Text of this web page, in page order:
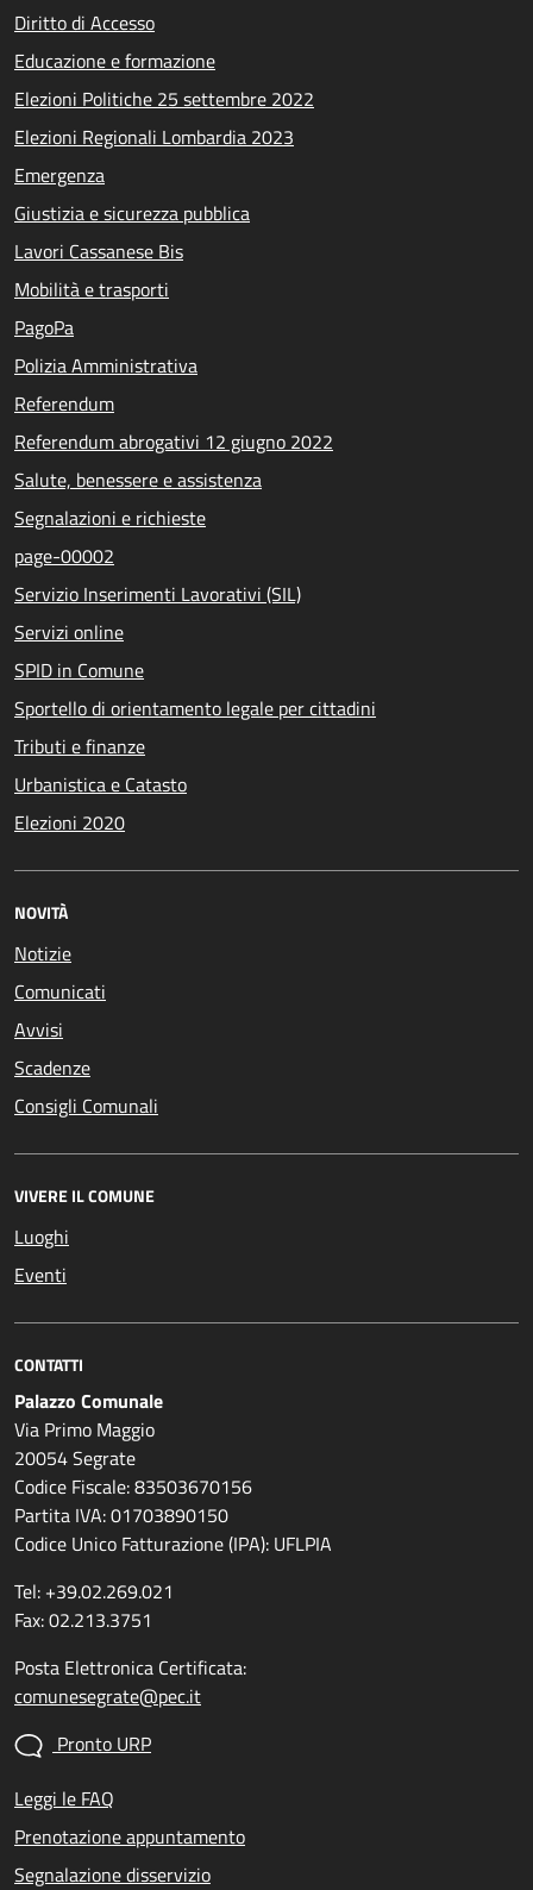
Diritto di Accesso
Educazione e formazione
Elezioni Politiche 25 settembre 2022
Elezioni Regionali Lombardia 2023
Emergenza
Giustizia e sicurezza pubblica
Lavori Cassanese Bis
Mobilità e trasporti
PagoPa
Polizia Amministrativa
Referendum
Referendum abrogativi 12 giugno 2022
Salute, benessere e assistenza
Segnalazioni e richieste
page-00002
Servizio Inserimenti Lavorativi (SIL)
Servizi online
SPID in Comune
Sportello di orientamento legale per cittadini
Tributi e finanze
Urbanistica e Catasto
Elezioni 2020
NOVITÀ
Notizie
Comunicati
Avvisi
Scadenze
Consigli Comunali
VIVERE IL COMUNE
Luoghi
Eventi
CONTATTI
Palazzo Comunale
Via Primo Maggio
20054 Segrate
Codice Fiscale: 83503670156
Partita IVA: 01703890150
Codice Unico Fatturazione (IPA): UFLPIA
Tel: +39.02.269.021
Fax: 02.213.3751
Posta Elettronica Certificata:
comunesegrate@pec.it
Pronto URP
Leggi le FAQ
Prenotazione appuntamento
Segnalazione disservizio